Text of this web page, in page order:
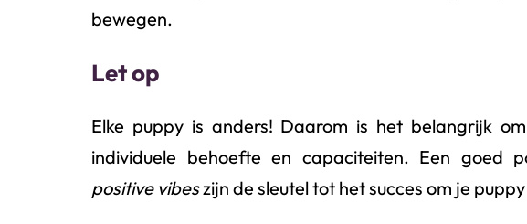
bewegen.
Let op
Elke puppy is anders! Daarom is het belangrijk
individuele behoefte en capaciteiten. Een goed
positive vibeszijn de sleutel tot het succes om je